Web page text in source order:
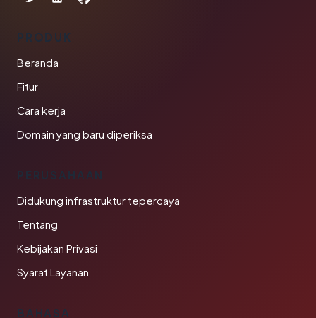
PRODUK
Beranda
Fitur
Cara kerja
Domain yang baru diperiksa
PERUSAHAAN
Didukung infrastruktur tepercaya
Tentang
Kebijakan Privasi
Syarat Layanan
BAHASA